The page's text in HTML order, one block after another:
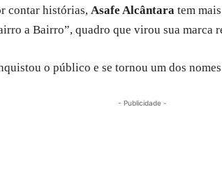
contar histórias, Asafe Alcântara tem
a Bairro”, quadro que virou sua marca
o público e se tornou um dos
- Publicidade -